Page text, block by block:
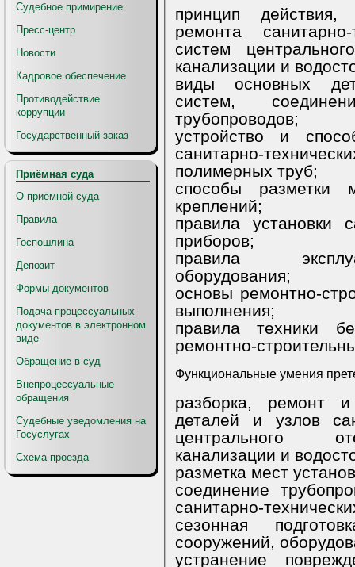
Судебное примирение
Пресс-центр
Новости
Кадровое обеспечение
Противодействие
коррупции
Государственный заказ
Приёмная суда
О приёмной суда
Правила
Госпошлина
Депозит
Формы документов
Подача процессуальных
документов в электронном
виде
Обращение в суд
Внепроцессуальные
обращения
Судебные уведомления на
Госуслугах
Схема проезда
принцип действия,
ремонта санитарно-
систем центрального отопления,
канализации и
виды основных деталей
систем,
трубопроводов;
устройство и способы
санитарно-
полимерных труб;
способы разметки мест
креплений;
правила установки
приборов;
правила эксплуатации
оборудования;
основы ремонтно-строительных
выполнения;
правила техники
ремонтно-
разборка, ремонт и
деталей и узлов
центрального
канализации и
соединение трубопроводов
санитарно-
сезонная
сооружений,
устранение повреждений и